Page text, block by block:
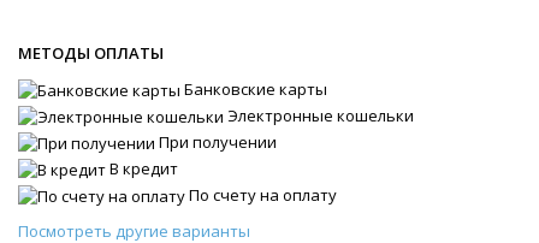
МЕТОДЫ ОПЛАТЫ
Банковские карты
Электронные кошельки
При получении
В кредит
По счету на оплату
Посмотреть другие варианты